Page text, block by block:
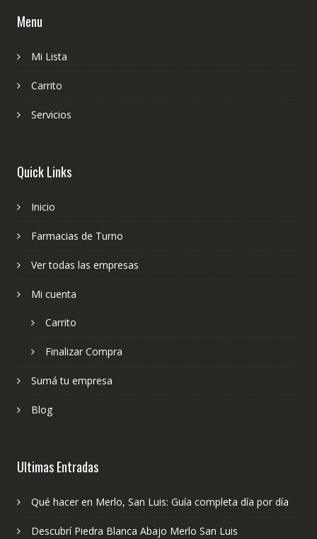
Menu
Mi Lista
Carrito
Servicios
Quick Links
Inicio
Farmacias de Turno
Ver todas las empresas
Mi cuenta
Carrito
Finalizar Compra
Sumá tu empresa
Blog
Ultimas Entradas
Qué hacer en Merlo, San Luis: Guía completa día por día
Descubrí Piedra Blanca Abajo Merlo San Luis